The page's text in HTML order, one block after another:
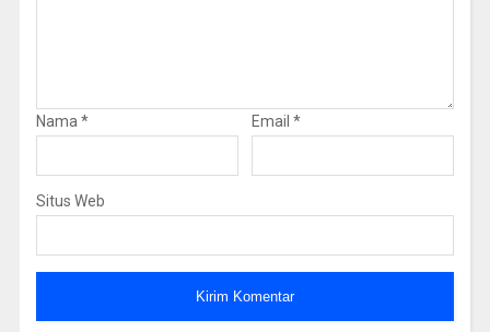
Nama* Email *
Situs Web